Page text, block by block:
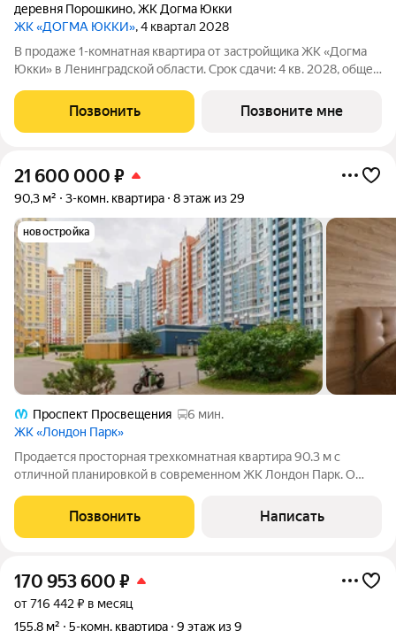
деревня Порошкино,ЖК Догма Юкки
ЖК «ДОГМА ЮККИ», 4 квартал 2028
В продаже 1-комнатная квартира от застройщика ЖК «Догма
Юкки» в Ленинградской области. Срок сдачи: 4 кв. 2028, общей
доступной социальной инфраструктурой. Жилой комплекс
расположен в
Позвонить Позвоните мне
21 600 000 ₽
90,3 м² 3-комн. квартира 8 этаж из 29
новостройка
Проспект Просвещения
6 мин.
ЖК «Лондон Парк»
Продается просторная трехкомнатная квартира 90.3 м с
отличной планировкой в современном ЖК Лондон Парк. О
мебелью и техникой, можно заезжать и жить сразу.
Комфортный 8 этаж, окна выходят во двор,
Позвонить Написать
170 953 600 ₽
от 716 442 ₽ в месяц
155,8 м²
5-комн. квартира 9 этаж из 9